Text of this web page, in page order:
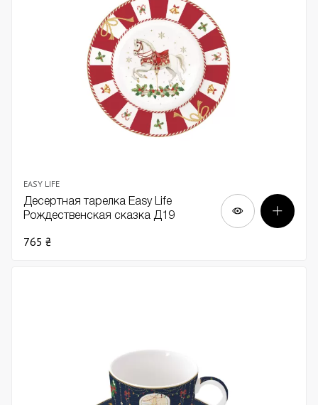
EASY LIFE
Десертная тарелка Easy Life
Рождественская сказка Д19
765 ₴